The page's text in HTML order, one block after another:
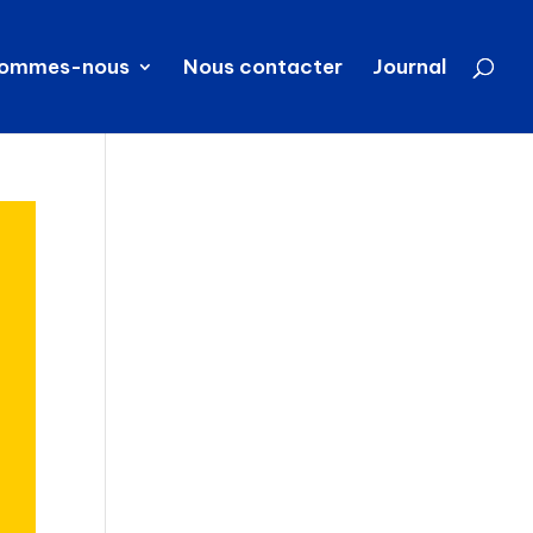
nous Nous contacter Journal